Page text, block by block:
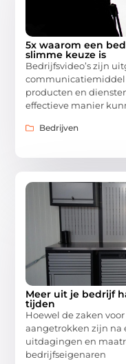
5x waarom een
slimme keuze is
Bedrijfsvideo’s zijn
communicatiemiddel
producten en
effectieve manier
Bedrijven
Meer uit je bedrijf
tijden
Hoewel de zaken
aangetrokken zijn na
uitdagingen en
bedrijfseigenaren